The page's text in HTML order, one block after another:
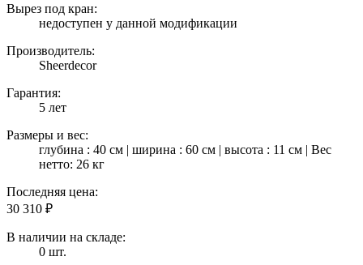
Вырез под кран:
недоступен у данной модификации
Производитель:
Sheerdecor
Гарантия:
5 лет
Размеры и вес:
глубина : 40 см | ширина : 60 см | высота : 11 см | Вес
нетто: 26 кг
Последняя цена:
30 310 ₽
В наличии на складе:
0 шт.